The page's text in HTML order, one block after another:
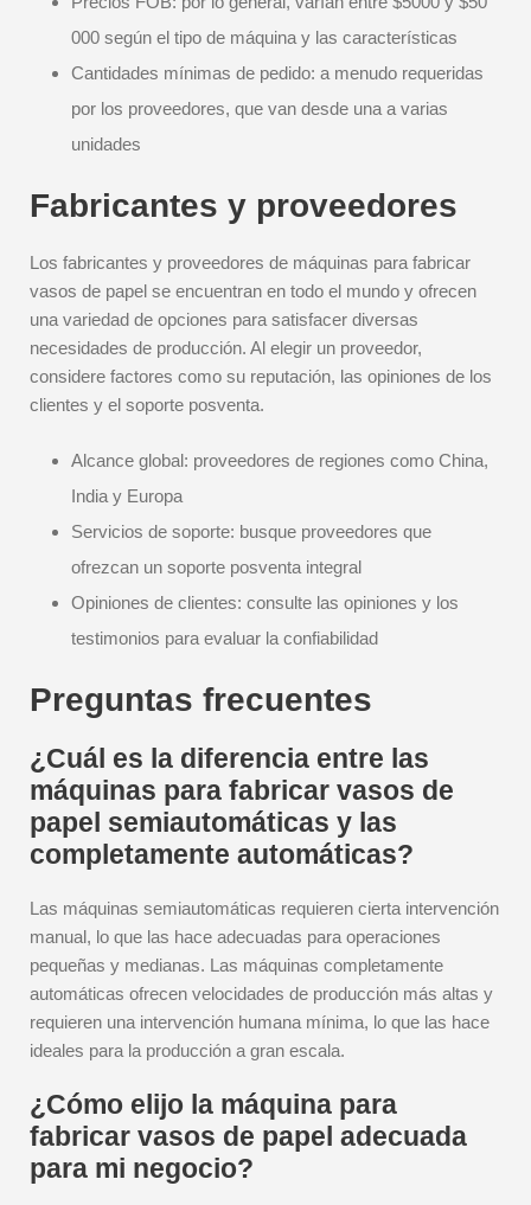
000 según el tipo de máquina y las características
Cantidades mínimas de pedido: a menudo requeridas
por los proveedores, que van desde una a varias
unidades
Fabricantes y proveedores
Los fabricantes y proveedores de máquinas para fabricar
vasos de papel se encuentran en todo el mundo y ofrecen
una variedad de opciones para satisfacer diversas
necesidades de producción. Al elegir un proveedor,
considere factores como su reputación, las opiniones de los
clientes y el soporte posventa.
Alcance global: proveedores de regiones como China,
India y Europa
Servicios de soporte: busque proveedores que
ofrezcan un soporte posventa integral
Opiniones de clientes: consulte las opiniones y los
testimonios para evaluar la confiabilidad
Preguntas frecuentes
¿Cuál es la diferencia entre las
máquinas para fabricar vasos de
papel semiautomáticas y las
completamente automáticas?
Las máquinas semiautomáticas requieren cierta intervención
manual, lo que las hace adecuadas para operaciones
pequeñas y medianas. Las máquinas completamente
automáticas ofrecen velocidades de producción más altas y
requieren una intervención humana mínima, lo que las hace
ideales para la producción a gran escala.
¿Cómo elijo la máquina para
fabricar vasos de papel adecuada
para mi negocio?